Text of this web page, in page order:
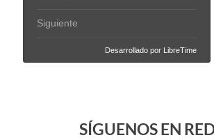
SÍGUENOS EN